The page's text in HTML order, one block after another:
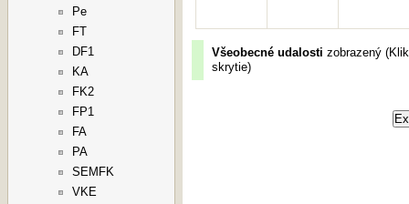
Všeobecné udalosti zobrazený (
skrytie)
Pe
FT
DF1
KA
FK2
FP1
FA
PA
SEMFK
VKE